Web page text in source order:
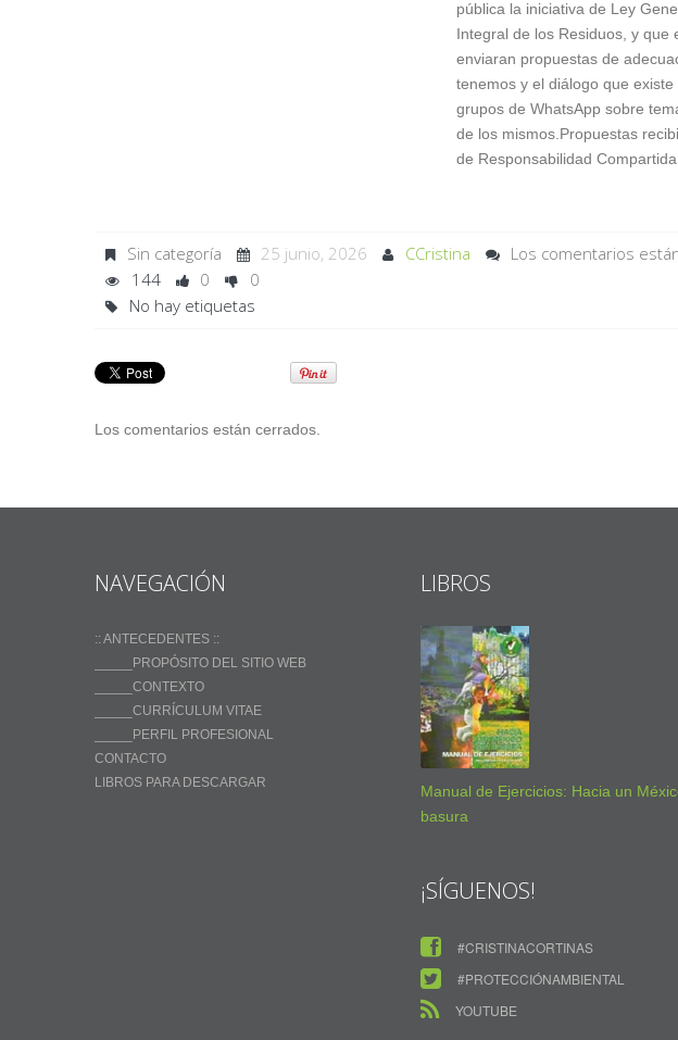
pública la iniciativa de Ley
Integral de los Residuos, y que
enviaran propuestas de
tenemos y el diálogo que
grupos de WhatsApp sobre
de los mismos.Propuestas
de Responsabilidad Compartida
Sin categoría 25 junio, 2026 CCristina
Los comentarios
144
0
0
No hay etiquetas
Los comentarios están cerrados.
NAVEGACIÓN
:: ANTECEDENTES ::
_____PROPÓSITO DEL SITIO WEB
_____CONTEXTO
_____CURRÍCULUM VITAE
_____PERFIL PROFESIONAL
CONTACTO
LIBROS PARA DESCARGAR
LIBROS
Manual de Ejercicios: Hacia un
basura
¡SÍGUENOS!
#CRISTINACORTINAS
#PROTECCIÓNAMBIENTAL
YOUTUBE